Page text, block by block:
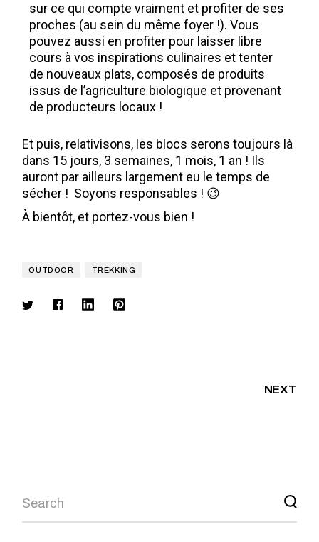
sur ce qui compte vraiment et profiter de ses
proches (au sein du même foyer !). Vous
pouvez aussi en profiter pour laisser libre
cours à vos inspirations culinaires et tenter
de nouveaux plats, composés de produits
issus de l’agriculture biologique et provenant
de producteurs locaux !
Et puis, relativisons, les blocs serons toujours là
dans 15 jours, 3 semaines, 1 mois, 1 an ! Ils
auront par ailleurs largement eu le temps de
sécher ! Soyons responsables ! 😉
À bientôt, et portez-vous bien !
OUTDOOR TREKKING
NEXT